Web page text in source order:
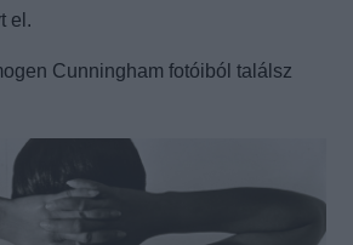
el.
Cunningham fotóiból találsz